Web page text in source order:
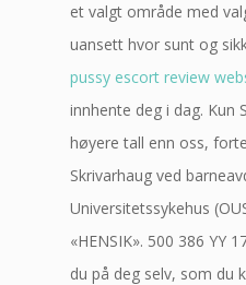
et valgt område med
uansett hvor sunt og
pussy escort review
innhente deg i dag. Kun
høyere tall enn oss,
Skrivarhaug ved
Universitetssykehus
«HENSIK». 500 386 YY
du på deg selv, som du